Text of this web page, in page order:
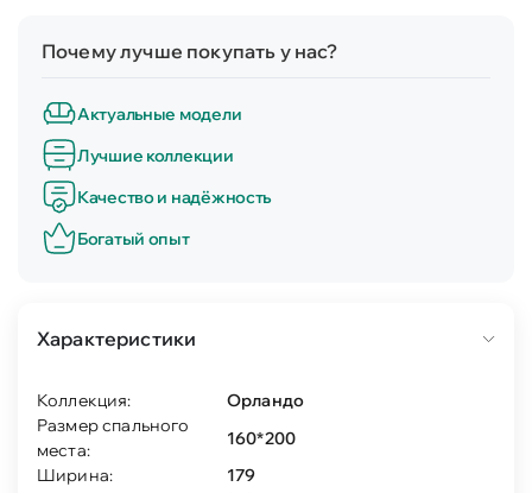
Почему лучше покупать у нас?
Актуальные модели
Лучшие коллекции
Качество и надёжность
Богатый опыт
Характеристики
Коллекция:
Орландо
Размер спального
места:
160*200
Ширина:
179